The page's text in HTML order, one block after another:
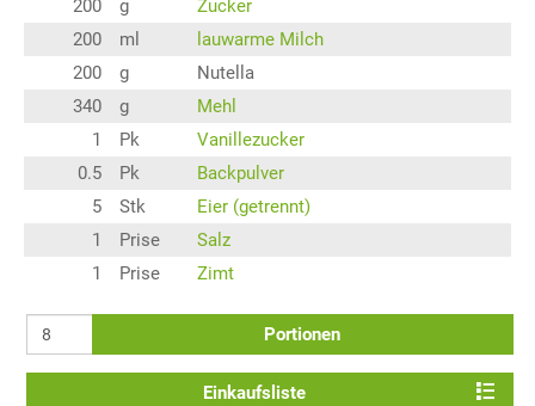
200
g
Zucker
200
ml
lauwarme Milch
200
g
Nutella
340
g
Mehl
1
Pk
Vanillezucker
0.5
Pk
Backpulver
5
Stk
Eier (getrennt)
1
Prise
Salz
1
Prise Zimt
Portionen
Einkaufsliste